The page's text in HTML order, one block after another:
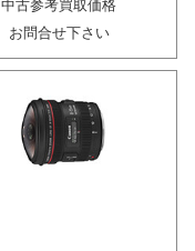
中古参考買取価格
お問合せ下さい